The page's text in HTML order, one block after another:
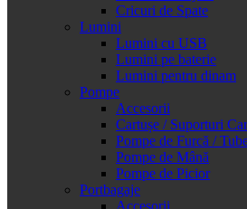
Cricuri de Spate
Lumini
Lumini cu USB
Lumini pe baterie
Lumini pentru dinam
Pompe
Accesorii
Cartușe / Suporturi
Pompe de Furcă /
Pompe de Mână
Pompe de Picior
Portbagaje
Accesorii